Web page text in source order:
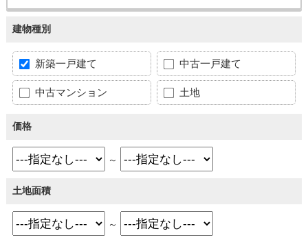
建物種別
新築一戸建て 中古一戸建て
中古マンション 土地
価格
～
土地面積
～